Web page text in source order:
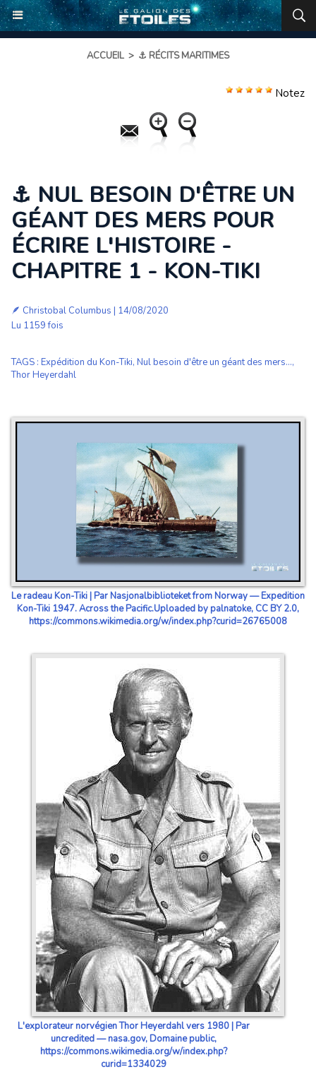
ACCUEIL > ⚓ RÉCITS MARITIMES
Notez
⚓ NUL BESOIN D'ÊTRE UN
GÉANT DES MERS POUR
ÉCRIRE L'HISTOIRE -
CHAPITRE 1 - KON-TIKI
🪶 Christobal Columbus | 14/08/2020
Lu 1159 fois
TAGS : Expédition du Kon-Tiki, Nul besoin d'être un géant des mers...,
Thor Heyerdahl
Le radeau Kon-Tiki | Par Nasjonalbiblioteket from Norway — Expedition
Kon-Tiki 1947. Across the Pacific.Uploaded by palnatoke, CC BY 2.0,
https://commons.wikimedia.org/w/index.php?curid=26765008
L'explorateur norvégien Thor Heyerdahl vers 1980 | Par
uncredited — nasa.gov, Domaine public,
https://commons.wikimedia.org/w/index.php?
curid=1334029